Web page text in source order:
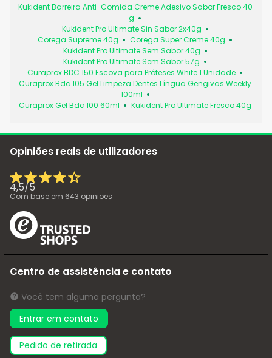
Kukident Barreira Anti-Comida Creme Adesivo Sabor Fresco 40
g
Kukident Pro Ultimate Sin Sabor 2x40g
Corega Supreme 40g
Corega Super Creme 40g
Kukident Pro Ultimate Sem Sabor 40g
Kukident Pro Ultimate Sem Sabor 57g
Curaprox BDC 150 Escova para Próteses White 1 Unidade
Curaprox Bdc 105 Gel Limpeza Dentes Língua Gengivas Weekly
100ml
Curaprox Gel Bdc 100 60ml
Kukident Pro Ultimate Fresco 40g
Opiniões reais de utilizadores
4,5/5
Com base em 643 opiniões
Centro de assistência e contato
Você tem alguma pergunta?
Entrar em contato
pedido de retirada